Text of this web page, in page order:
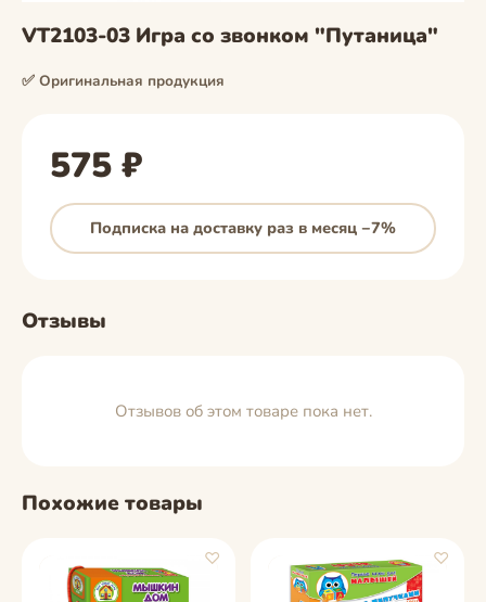
VT2103-03 Игра со звонком "Путаница"
✅ Оригинальная продукция
575 ₽
Подписка на доставку раз в месяц −7%
Отзывы
Отзывов об этом товаре пока нет.
Похожие товары
♡ ♡